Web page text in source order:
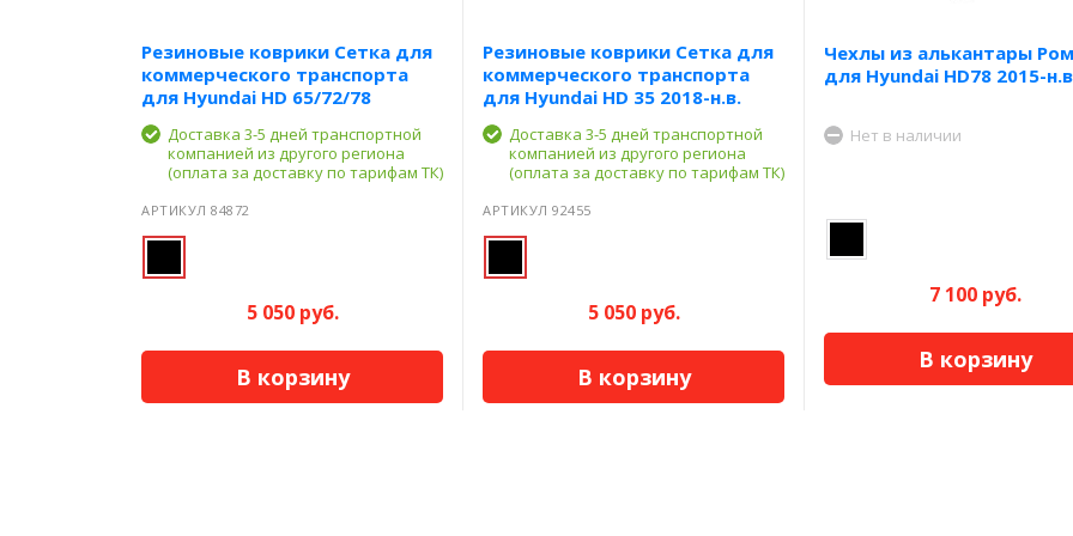
Резиновые коврики Сетка для
коммерческого транспорта
для Hyundai HD 65/72/78
Доставка 3-5 дней транспортной
компанией из другого региона
(оплата за доставку по тарифам ТК)
АРТИКУЛ 84872
5 050 руб.
В корзину
Резиновые коврики Сетка для
коммерческого транспорта
для Hyundai HD 35 2018-н.в.
Доставка 3-5 дней транспортной
компанией из другого региона
(оплата за доставку по тарифам ТК)
АРТИКУЛ 92455
5 050 руб.
В корзину
Чехлы из алькантары
для Hyundai HD78 2015-
Нет в наличии
7 100 руб.
В корзину